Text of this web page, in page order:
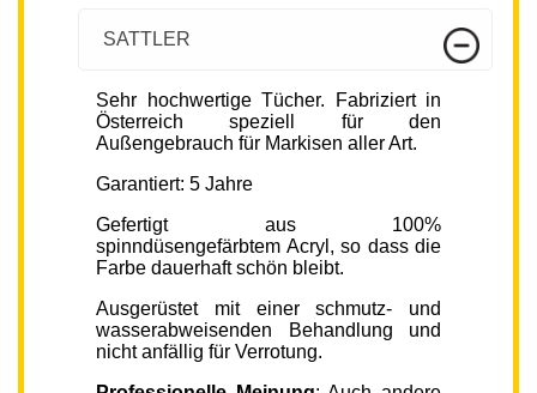
SATTLER
Sehr hochwertige Tücher. Fabriziert in
Österreich speziell für den
Außengebrauch für Markisen aller Art.
Garantiert: 5 Jahre
Gefertigt aus 100%
spinndüsengefärbtem Acryl, so dass die
Farbe dauerhaft schön bleibt.
Ausgerüstet mit einer schmutz- und
wasserabweisenden Behandlung und
nicht anfällig für Verrotung.